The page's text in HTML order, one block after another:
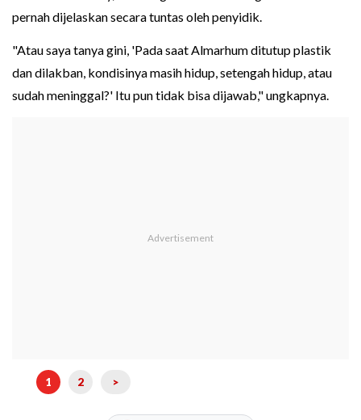
pernah dijelaskan secara tuntas oleh penyidik.
"Atau saya tanya gini, 'Pada saat Almarhum ditutup plastik
dan dilakban, kondisinya masih hidup, setengah hidup, atau
sudah meninggal?' Itu pun tidak bisa dijawab," ungkapnya.
1 2 >